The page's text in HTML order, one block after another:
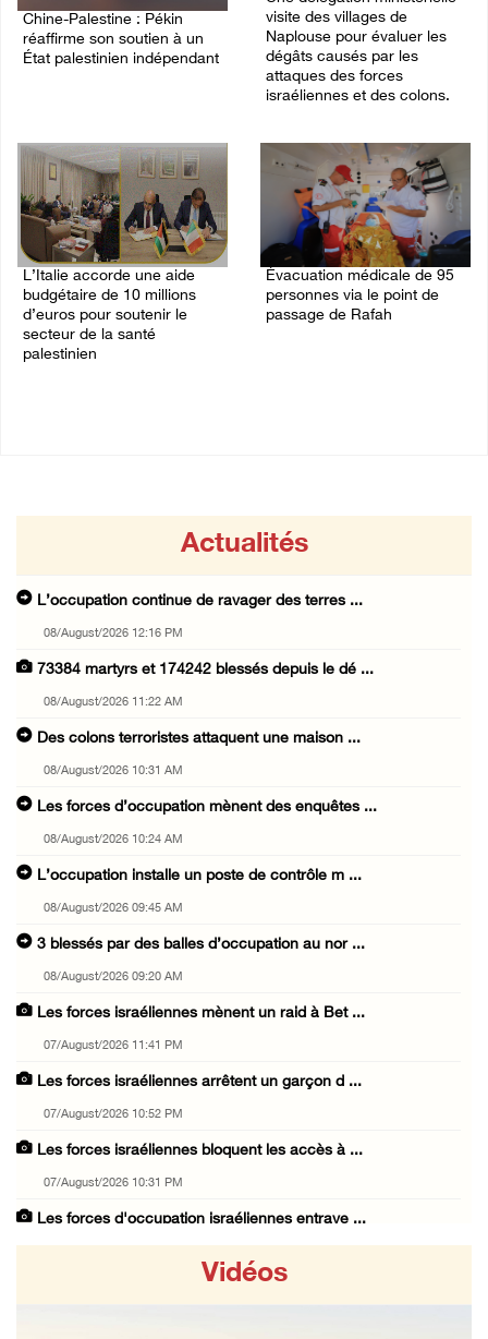
Chine-Palestine : Pékin
réaffirme son soutien à un
État palestinien indépendant
visite des villages de
Naplouse pour évaluer les
dégâts causés par les
attaques des forces
israéliennes et des colons.
L’Italie accorde une aide
budgétaire de 10 millions
d’euros pour soutenir le
secteur de la santé
palestinien
Évacuation médicale de 95
personnes via le point de
passage de Rafah
Actualités
L’occupation continue de ravager des terres ...
08/August/2026 12:16 PM
73384 martyrs et 174242 blessés depuis le dé ...
08/August/2026 11:22 AM
Des colons terroristes attaquent une maison ...
08/August/2026 10:31 AM
Les forces d’occupation mènent des enquêtes ...
08/August/2026 10:24 AM
L’occupation installe un poste de contrôle m ...
08/August/2026 09:45 AM
3 blessés par des balles d’occupation au nor ...
08/August/2026 09:20 AM
Les forces israéliennes mènent un raid à Bet ...
07/August/2026 11:41 PM
Les forces israéliennes arrêtent un garçon d ...
07/August/2026 10:52 PM
Les forces israéliennes bloquent les accès à ...
07/August/2026 10:31 PM
Les forces d'occupation israéliennes entrave ...
Vidéos